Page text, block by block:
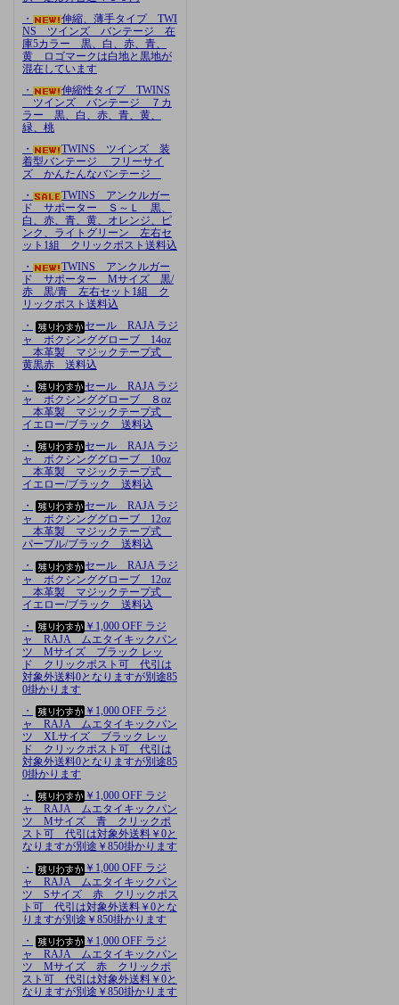
・
伸縮、薄手タイプ TWI
NS ツインズ バンテージ 在
庫5カラー 黒、白、赤、青、
黄 ロゴマークは白地と黒地が
混在しています
・
伸縮性タイプ TWINS
ツインズ バンテージ ７カ
ラー 黒、白、赤、青、黄、
緑、桃
・
TWINS ツインズ 装
着型バンテージ フリーサイ
ズ かんたんなバンテージ
・
TWINS アンクルガー
ド サポーター Ｓ～Ｌ 黒、
白、赤、青、黄、オレンジ、ピ
ンク、ライトグリーン 左右セ
ット1組 クリックポスト送料込
・
TWINS アンクルガー
ド サポーター Mサイズ 黒/
赤 黒/青 左右セット1組 ク
リックポスト送料込
・
セール RAJA ラジ
ャ ボクシンググローブ 14oz
本革製 マジックテープ式
黄黒赤 送料込
・
セール RAJA ラジ
ャ ボクシンググローブ ８oz
本革製 マジックテープ式
イエロー/ブラック 送料込
・
セール RAJA ラジ
ャ ボクシンググローブ 10oz
本革製 マジックテープ式
イエロー/ブラック 送料込
・
セール RAJA ラジ
ャ ボクシンググローブ 12oz
本革製 マジックテープ式
パープル/ブラック 送料込
・
セール RAJA ラジ
ャ ボクシンググローブ 12oz
本革製 マジックテープ式
イエロー/ブラック 送料込
・
￥1,000 OFF ラジ
ャ RAJA ムエタイキックパン
ツ Mサイズ ブラック レッ
ド クリックポスト可 代引は
対象外送料0となりますが別途85
0掛かります
・
￥1,000 OFF ラジ
ャ RAJA ムエタイキックパン
ツ XLサイズ ブラック レッ
ド クリックポスト可 代引は
対象外送料0となりますが別途85
0掛かります
・
￥1,000 OFF ラジ
ャ RAJA ムエタイキックパン
ツ Mサイズ 青 クリックポ
スト可 代引は対象外送料￥0と
なりますが別途￥850掛かります
・
￥1,000 OFF ラジ
ャ RAJA ムエタイキックパン
ツ Sサイズ 赤 クリックポス
ト可 代引は対象外送料￥0とな
りますが別途￥850掛かります
・
￥1,000 OFF ラジ
ャ RAJA ムエタイキックパン
ツ Mサイズ 赤 クリックポ
スト可 代引は対象外送料￥0と
なりますが別途￥850掛かります